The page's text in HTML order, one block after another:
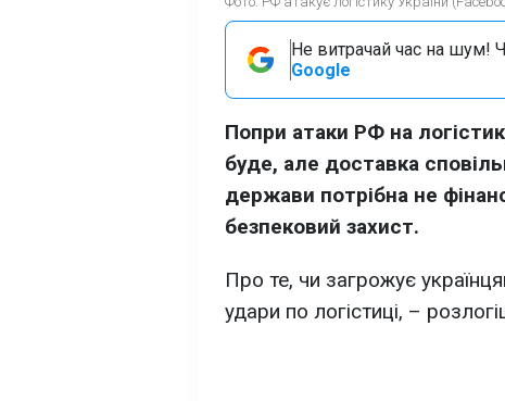
Не витрачай час на шум!
Google
Попри атаки РФ на
буде, але доставка
держави потрібна не
безпековий захист.
Про те, чи загрожує
удари по логістиці, –